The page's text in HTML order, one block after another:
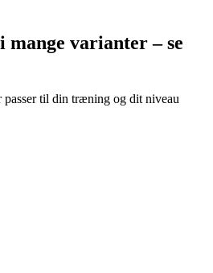
mange varianter – se
til din træning og dit niveau